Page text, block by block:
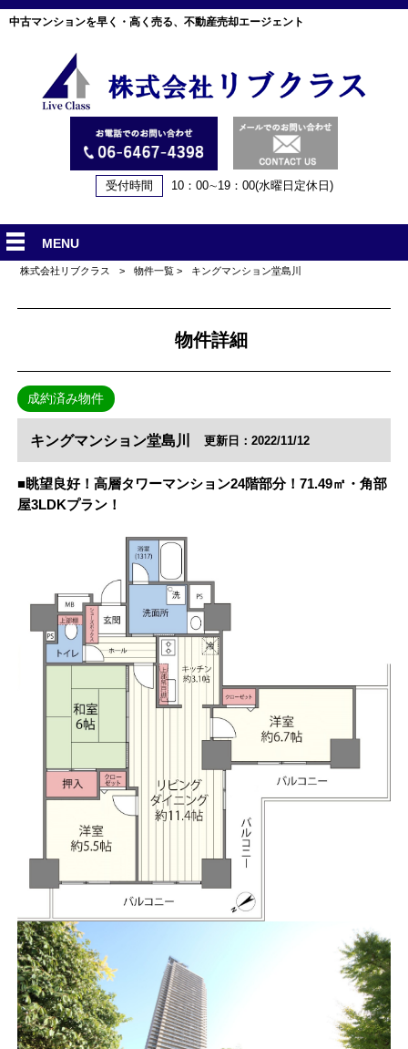
中古マンションを早く・高く売る、不動産売却エージェント
受付時間 10：00∼19：00(水曜日定休日)
MENU
株式会社リブクラス > 物件一覧 > キングマンション堂島川
物件詳細
成約済み物件
キングマンション堂島川 更新日：2022/11/12
■眺望良好！高層タワーマンション24階部分！71.49㎡・角部
屋3LDKプラン！